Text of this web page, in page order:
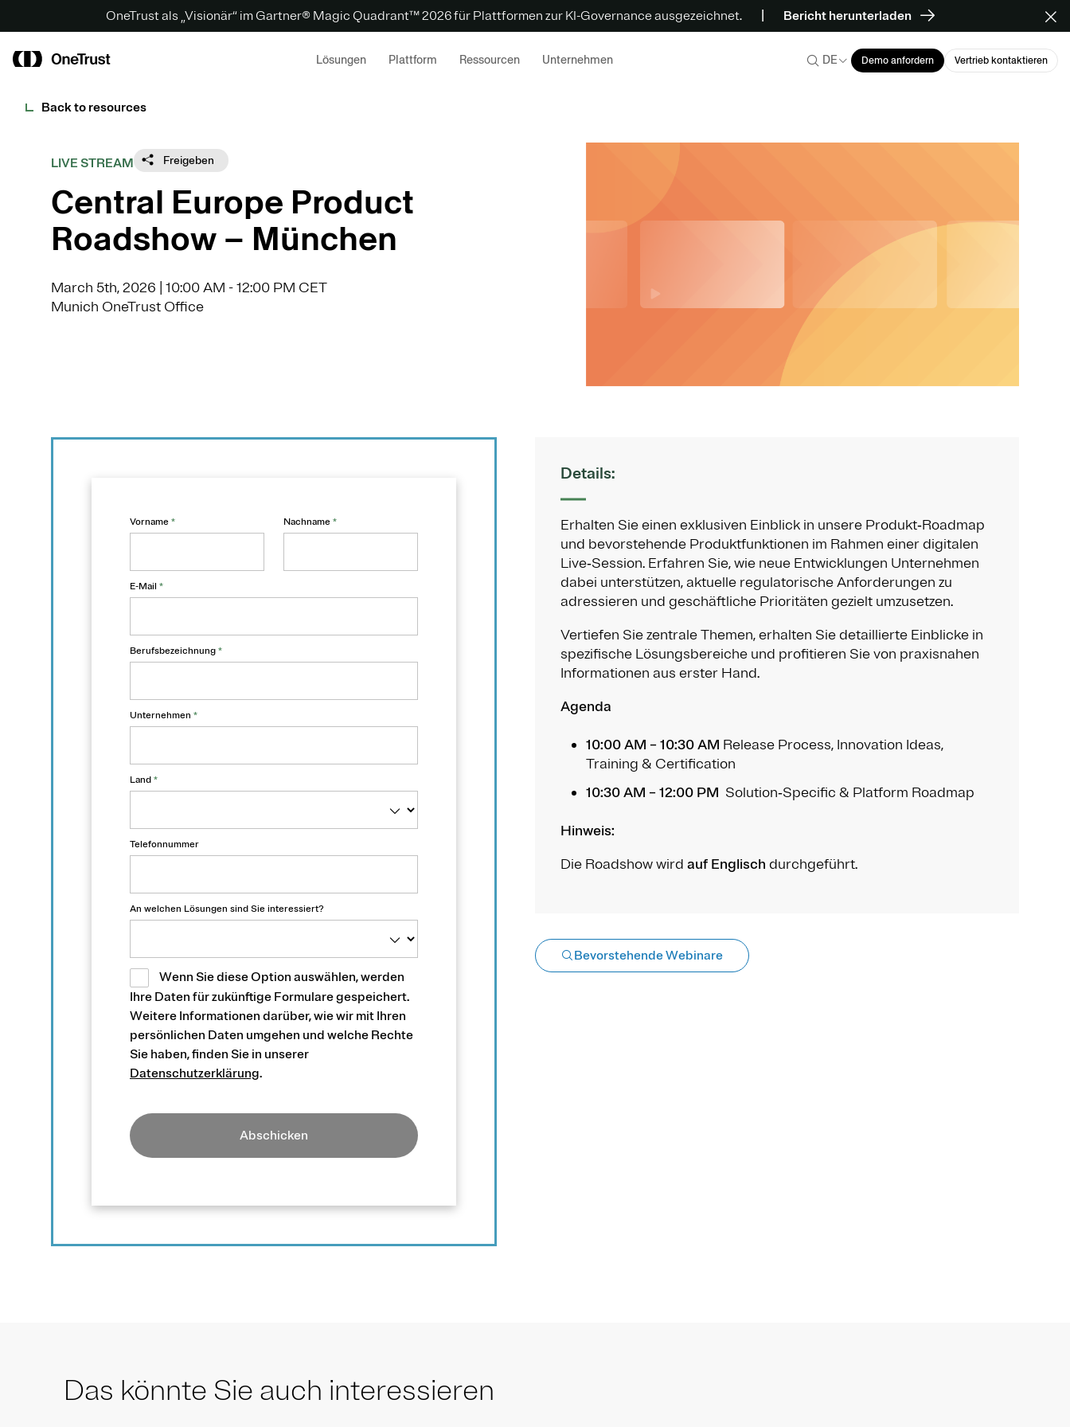
OneTrust als „Visionär“ im Gartner® Magic Quadrant™ 2026 für Plattformen zur KI-Governance ausgezeichnet. Bericht herunterladen
Lösungen Plattform Ressourcen Unternehmen DE Demo anfordern Vertrieb kontaktieren
Back to resources
LIVE STREAM Freigeben
Central Europe Product
Roadshow – München
March 5th, 2026 | 10:00 AM - 12:00 PM CET
Munich OneTrust Office
Vorname * Nachname *
E-Mail *
Berufsbezeichnung *
Unternehmen *
Land *
Telefonnummer
An welchen Lösungen sind Sie interessiert?
Wenn Sie diese Option auswählen, werden
Ihre Daten für zukünftige Formulare gespeichert.
Weitere Informationen darüber, wie wir mit Ihren
persönlichen Daten umgehen und welche Rechte
Sie haben, finden Sie in unserer
Datenschutzerklärung.
Abschicken
Details:
Erhalten Sie einen exklusiven Einblick in unsere Produkt‑Roadmap
und bevorstehende Produktfunktionen im Rahmen einer digitalen
Live‑Session. Erfahren Sie, wie neue Entwicklungen Unternehmen
dabei unterstützen, aktuelle regulatorische Anforderungen zu
adressieren und geschäftliche Prioritäten gezielt umzusetzen.
Vertiefen Sie zentrale Themen, erhalten Sie detaillierte Einblicke in
spezifische Lösungsbereiche und profitieren Sie von praxisnahen
Informationen aus erster Hand.
Agenda
10:00 AM – 10:30 AM Release Process, Innovation Ideas,
Training & Certification
10:30 AM – 12:00 PM Solution‑Specific & Platform Roadmap
Hinweis:
Die Roadshow wird auf Englisch durchgeführt.
Bevorstehende Webinare
Das könnte Sie auch interessieren